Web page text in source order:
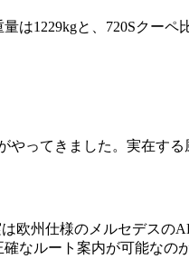
1229kgと、720Sクーペ
ってきました。実在す
欧州仕様のメルセデスの
なルート案内が可能なの